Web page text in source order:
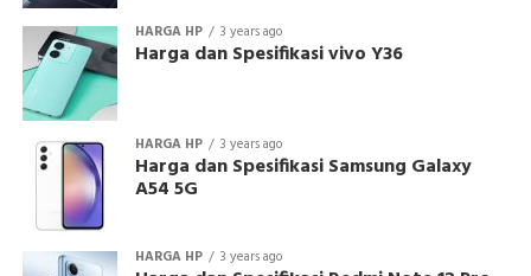
HARGA HP 3 years ago
Harga dan Spesifikasi vivo Y36
HARGA HP 3 years ago
Harga dan Spesifikasi Samsung Galaxy
A54 5G
HARGA HP 3 years ago